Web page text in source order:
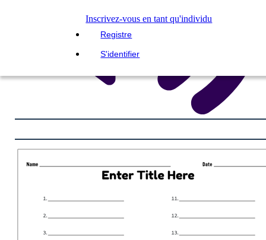
Inscrivez-vous en tant qu'individu
Registre
S'identifier